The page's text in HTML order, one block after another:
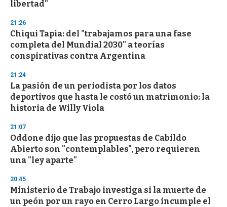
libertad"
21:26
Chiqui Tapia: del "trabajamos para una fase
completa del Mundial 2030" a teorías
conspirativas contra Argentina
21:24
La pasión de un periodista por los datos
deportivos que hasta le costó un matrimonio: la
historia de Willy Viola
21:07
Oddone dijo que las propuestas de Cabildo
Abierto son "contemplables", pero requieren
una "ley aparte"
20:45
Ministerio de Trabajo investiga si la muerte de
un peón por un rayo en Cerro Largo incumple el